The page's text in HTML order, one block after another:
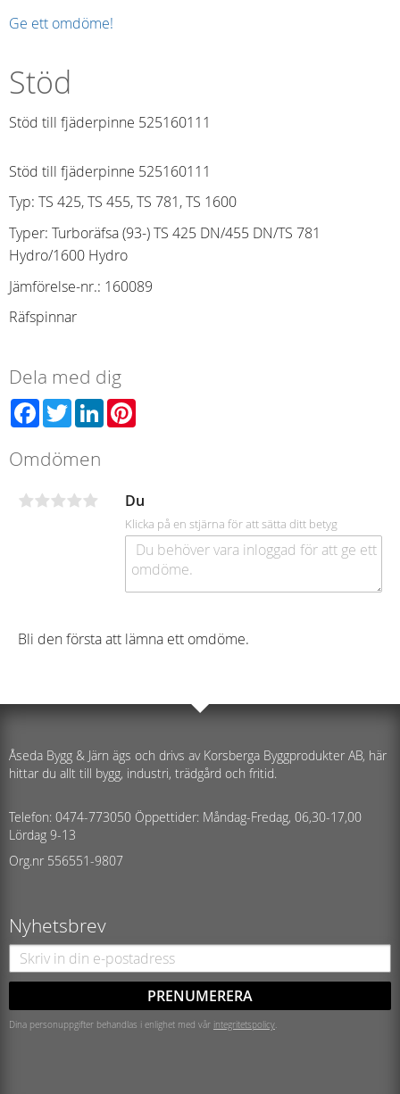
Ge ett omdöme!
Stöd
Stöd till fjäderpinne 525160111
Stöd till fjäderpinne 525160111
Typ: TS 425, TS 455, TS 781, TS 1600
Typer: Turboräfsa (93-) TS 425 DN/455 DN/TS 781
Hydro/1600 Hydro
Jämförelse-nr.: 160089
Räfspinnar
Dela med dig
Facebook
TwitterLinkedIn
Omdömen
Du
Klicka på en stjärna för att sätta ditt betyg
Bli den första att lämna ett omdöme.
Åseda Bygg & Järn ägs och drivs av Korsberga Byggprodukter AB, här
hittar du allt till bygg, industri, trädgård och fritid.
Telefon: 0474-773050 Öppettider: Måndag-Fredag, 06,30-17,00
Lördag 9-13
Org.nr 556551-9807
Nyhetsbrev
PRENUMERERA
Dina personuppgifter behandlas i enlighet med vår integritetspolicy.